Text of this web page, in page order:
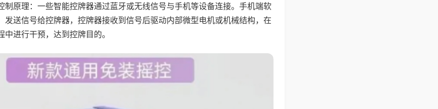
制原理：一些智能控牌器通过蓝牙或无线信号与手机等设备连接。手机端软
发送信号给控牌器，控牌器接收到信号后驱动内部微型电机或机械结构，在
进行干预，达到控牌目的。